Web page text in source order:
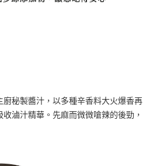
秘製醬汁，以多種辛香料大火爆香再
滷汁精華。先麻而微微嗆辣的後勁，